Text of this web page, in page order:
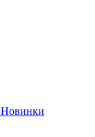
Новинки